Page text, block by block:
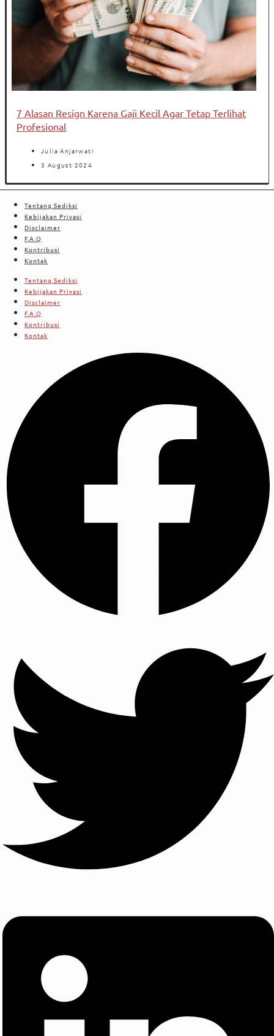
7 Alasan Resign Karena Gaji Kecil Agar Tetap Terlihat
Profesional
Julia Anjarwati
3 August 2024
Tentang Sediksi
Kebijakan Privasi
Disclaimer
F.A.Q
Kontribusi
Kontak
Tentang Sediksi
Kebijakan Privasi
Disclaimer
F.A.Q
Kontribusi
Kontak